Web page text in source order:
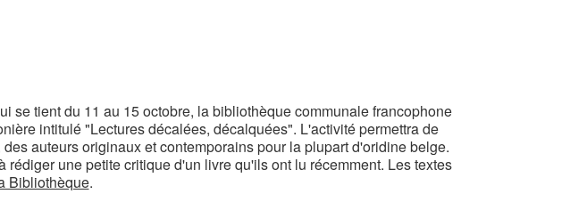
se tient du 11 au 15 octobre, la bibliothèque communale francophone
intitulé "Lectures décalées, décalquées". L'activité permettra de
auteurs originaux et contemporains pour la plupart d'oridine belge.
une petite critique d'un livre qu'ils ont lu récemment. Les textes
Bibliothèque.